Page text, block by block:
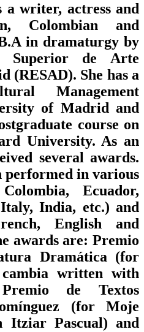
writer, actress and
Colombian and
in dramaturgy by
Superior de Arte
(RESAD). She has a
Management
of Madrid and
course on
University. As an
several awards.
performed in various
Ecuador,
India, etc.) and
English and
awards are: Premio
Dramática (for
written with
de Textos
(for Moje
Pascual) and